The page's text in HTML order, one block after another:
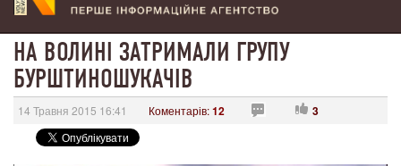
НА ВОЛИНІ ЗАТРИМАЛИ ГРУПУ
БУРШТИНОШУКАЧІВ
14 Травня 2015 16:41 Коментарів:12 3